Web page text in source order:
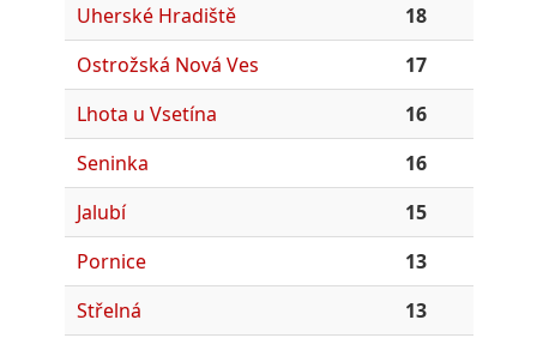
Uherské Hradiště
18
Ostrožská Nová Ves
17
Lhota u Vsetína
16
Seninka
16
Jalubí
15
Pornice
13
Střelná
13